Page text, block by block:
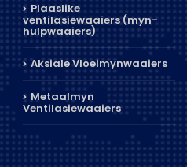
Plaaslike
ventilasiewaaiers (myn-
hulpwaaiers)
Aksiale Vloeimynwaaiers
Metaalmyn
Ventilasiewaaiers